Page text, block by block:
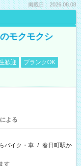
掲載日：2026.08.08
モクモクシ
歓迎
ブランクOK
よる
バイク・車 / 春日町駅か
す